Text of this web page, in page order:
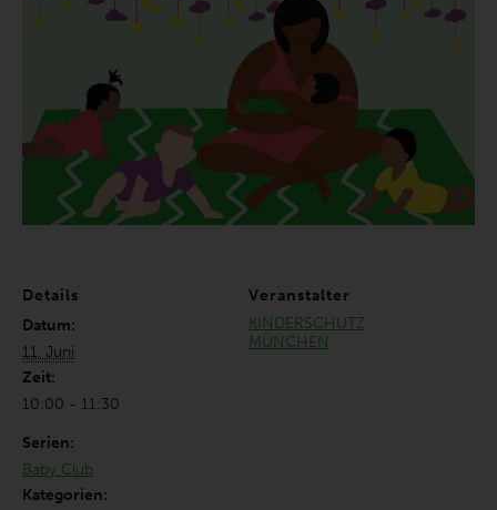
Details
Datum:
11. Juni
Zeit:
10:00 - 11:30
Serien:
Baby Club
Kategorien:
Veranstalter
KINDERSCHUTZ
MÜNCHEN